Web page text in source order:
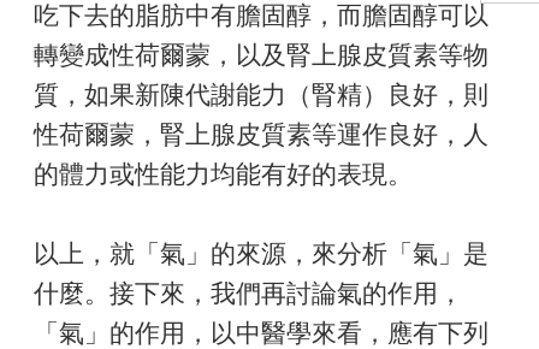
吃下去的脂肪中有膽固醇，而膽固醇可以
轉變成性荷爾蒙，以及腎上腺皮質素等物
質，如果新陳代謝能力（腎精）良好，則
性荷爾蒙，腎上腺皮質素等運作良好，人
的體力或性能力均能有好的表現。
以上，就「氣」的來源，來分析「氣」是
什麼。接下來，我們再討論氣的作用，
「氣」的作用，以中醫學來看，應有下列